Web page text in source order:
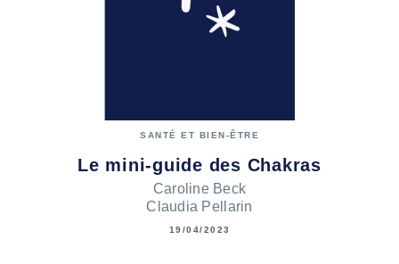
SANTÉ ET BIEN-ÊTRE
Le mini-guide des Chakras
Caroline Beck
Claudia Pellarin
19/04/2023